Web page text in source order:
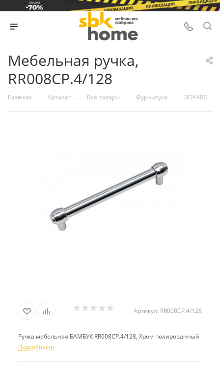
Мебельная ручка,
RR008CP.4/128
Главная — Каталог — Все товары — Фурнитура — BOYARD —
Артикул: RR008CP.4/128
Ручка мебельная БАМБУК RR008CP.4/128, Хром полированный
Подробности